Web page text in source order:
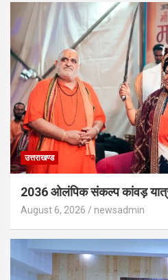
उत्तराखण्ड
2036 ओलंपिक संकल्प कांवड़
August 6, 2026 newsadmin